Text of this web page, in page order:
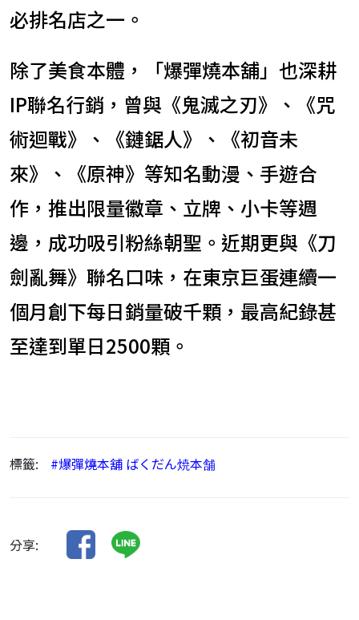
必排名店之一。
除了美食本體，「爆彈燒本舖」也深耕
IP聯名行銷，曾與《鬼滅之刃》、《咒
術迴戰》、《鏈鋸人》、《初音未
來》、《原神》等知名動漫、手遊合
作，推出限量徽章、立牌、小卡等週
邊，成功吸引粉絲朝聖。近期更與《刀
劍亂舞》聯名口味，在東京巨蛋連續一
個月創下每日銷量破千顆，最高紀錄甚
至達到單日2500顆。
標籤: #爆彈燒本舖 ばくだん焼本舗
分享: